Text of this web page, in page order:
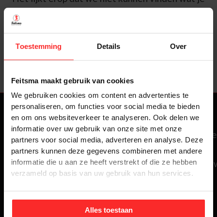
Toestemming Details Over
Feitsma maakt gebruik van cookies
We gebruiken cookies om content en advertenties te
personaliseren, om functies voor social media te bieden
en om ons websiteverkeer te analyseren. Ook delen we
informatie over uw gebruik van onze site met onze
partners voor social media, adverteren en analyse. Deze
partners kunnen deze gegevens combineren met andere
informatie die u aan ze heeft verstrekt of die ze hebben
verzameld op basis van uw gebruik van hun services.
Alles toestaan
Regio's
Verhuisbedrijf
Haarlem
Verhuisbedrijf
Verhuisbedrijf
Heemstede
Regio's
Verhuisbedrijf
Hoofddorp
Verhuisbedrijf
Verhuisbedrijf
Contact
Izaak
50
2031